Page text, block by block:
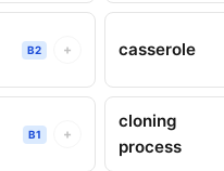
B2 + casserole
B1 +
cloning
process